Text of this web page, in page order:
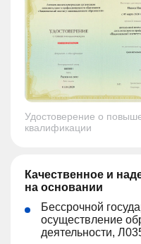
Удостоверение о
квалификации
Качественное и
на основании
Бессрочной
осуществление
деятельности,